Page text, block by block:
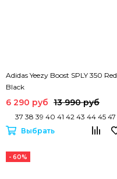
Adidas Yeezy Boost SPLY 350 Red
Black
6 290 руб 13 990 руб
37 38 39 40 41 42 43 44 45 47
Выбрать
- 60%